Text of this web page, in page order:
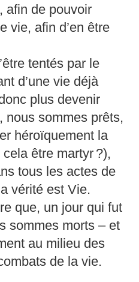
afin de pouvoir
vie, afin d’en être
tentés par le
d’une vie déjà
plus devenir
nous sommes prêts,
héroïquement la
être martyr ?),
tous les actes de
vérité est Vie.
que, un jour qui fut
sommes morts – et
au milieu des
de la vie.